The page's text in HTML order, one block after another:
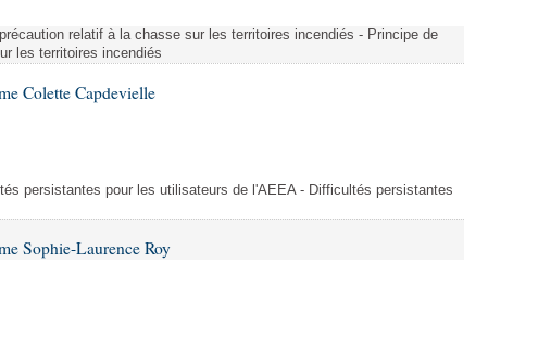
relatif à la chasse sur les territoires incendiés - Principe de
les territoires incendiés
Colette Capdevielle
persistantes pour les utilisateurs de l'AEEA - Difficultés persistantes
Sophie-Laurence Roy